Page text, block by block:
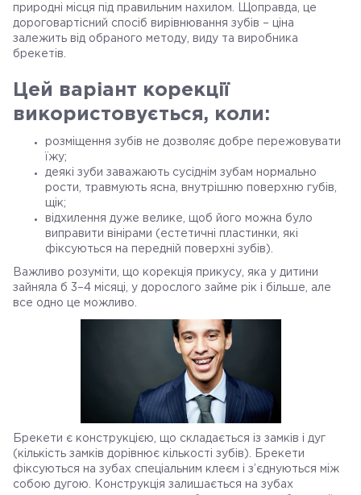
природні місця під правильним нахилом. Щоправда, це
дороговартісний спосіб вирівнювання зубів – ціна
залежить від обраного методу, виду та виробника
брекетів.
Цей варіант корекції
використовується, коли:
розміщення зубів не дозволяє добре пережовувати
їжу;
деякі зуби заважають сусіднім зубам нормально
рости, травмують ясна, внутрішню поверхню губів,
щік;
відхилення дуже велике, щоб його можна було
виправити вінірами (естетичні пластинки, які
фіксуються на передній поверхні зубів).
Важливо розуміти, що корекція прикусу, яка у дитини
зайняла б 3–4 місяці, у дорослого займе рік і більше, але
все одно це можливо.
Брекети є конструкцією, що складається із замків і дуг
(кількість замків дорівнює кількості зубів). Брекети
фіксуються на зубах спеціальним клеєм і з’єднуються між
собою дугою. Конструкція залишається на зубах